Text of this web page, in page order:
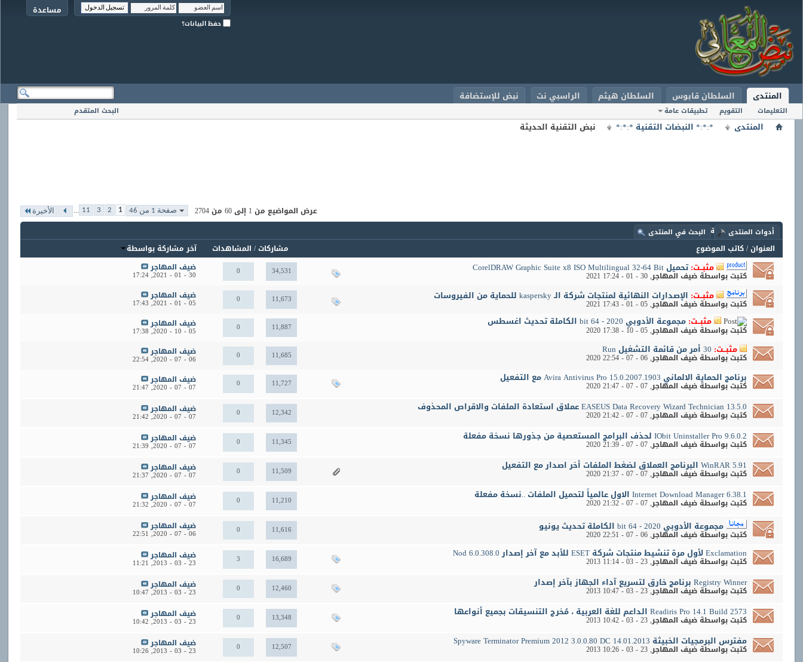
مساعدة
حفظ البيانات؟
المنتدى
التعليمات التقويم تطبيقات عامة
السلطان قابوس السلطان هيثم الراسبي نت نبض للإستضافة
البحث المتقدم
المنتدى *:*:* النبضات التقنية *:*:* نبض التقنية الحديثة
صفحة 1 من 46 1
2
3
11
... الأخيرة عرض المواضيع من 1 إلى 60 من 2704
المنتدى:نبض التقنية الحديثةأدوات المنتدى البحث في المنتدى
العنوان/كاتب الموضوع مشاركات/ المشاهدات آخر مشاركة بواسطة
مثبــت: تحميل CorelDRAW Graphic Suite x8 ISO Multilingual 32-64 Bit
كتبت بواسطةضيف المهاجر‏, 30 - 01 - 2021 17:24
0 34,531 ضيف المهاجر
30 - 01 - 2021,
17:24
مثبــت: الإصدارات النهائية لمنتجات شركة الـ kaspersky للحماية من الفيروسات
كتبت بواسطةضيف المهاجر‏, 05 - 01 - 2021 17:43
0 11,673 ضيف المهاجر
05 - 01 - 2021,
17:43
مثبــت: مجموعة الأدوبي 2020 - 64 bit الكاملة تحديث اغسطس
كتبت بواسطةضيف المهاجر‏, 05 - 10 - 2020 17:38
0 11,887 ضيف المهاجر
05 - 10 - 2020,
17:38
مثبــت: 30 أمر من قائمة التشغيل Run
كتبت بواسطةضيف المهاجر‏, 06 - 07 - 2020 22:54
0 11,685 ضيف المهاجر
06 - 07 - 2020,
22:54
برنامج الحماية الالماني Avira Antivirus Pro 15.0.2007.1903 مع التفعيل
كتبت بواسطةضيف المهاجر‏, 07 - 07 - 2020 21:47
0 11,727 ضيف المهاجر
07 - 07 - 2020,
21:47
EASEUS Data Recovery Wizard Technician 13.5.0 عملاق استعادة الملفات والاقراص المحذوف
كتبت بواسطةضيف المهاجر‏, 07 - 07 - 2020 21:42
0 12,342 ضيف المهاجر
07 - 07 - 2020,
21:42
IObit Uninstaller Pro 9.6.0.2 لحذف البرامج المستعصية من جذورها نسخة مفعلة
كتبت بواسطةضيف المهاجر‏, 07 - 07 - 2020 21:39
0 11,345 ضيف المهاجر
07 - 07 - 2020,
21:39
WinRAR 5.91 البرنامج العملاق لضغط الملفات أخر اصدار مع التفعيل
كتبت بواسطةضيف المهاجر‏, 07 - 07 - 2020 21:37
0 11,509 ضيف المهاجر
07 - 07 - 2020,
21:37
Internet Download Manager 6.38.1 الاول عالمياً لتحميل الملفات ..نسخة مفعلة
كتبت بواسطةضيف المهاجر‏, 07 - 07 - 2020 21:32
0 11,210 ضيف المهاجر
07 - 07 - 2020,
21:32
مجموعة الأدوبي 2020 - 64 bit الكاملة تحديث يونيو
كتبت بواسطةضيف المهاجر‏, 06 - 07 - 2020 22:51
0 11,616 ضيف المهاجر
06 - 07 - 2020,
22:51
Exclamation لأول مرة تنشيط منتجات شركة ESET للأبد مع آخر إصدار Nod 6.0.308.0
كتبت بواسطةضيف المهاجر‏, 23 - 03 - 2013 11:14
3 16,689 ضيف المهاجر
23 - 03 - 2013,
11:21
Registry Winner برنامج خارق لتسريع آداء الجهاز بآخر إصدار
كتبت بواسطةضيف المهاجر‏, 23 - 03 - 2013 10:47
0 12,460 ضيف المهاجر
23 - 03 - 2013,
10:47
Readiris Pro 14.1 Build 2573 الداعم للغة العربية ، مُخرج التنسيقات بجميع أنواعها
كتبت بواسطةضيف المهاجر‏, 23 - 03 - 2013 10:42
0 13,348 ضيف المهاجر
23 - 03 - 2013,
10:42
مفترس البرمجيات الخبيثة Spyware Terminator Premium 2012 3.0.0.80 DC 14.01.2013
كتبت بواسطةضيف المهاجر‏, 23 - 03 - 2013 10:26
0 12,507 ضيف المهاجر
23 - 03 - 2013,
10:26